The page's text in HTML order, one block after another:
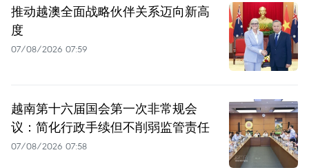
推动越澳全面战略伙伴关系迈向新高
度
07/08/2026 07:59
越南第十六届国会第一次非常规会
议：简化行政手续但不削弱监管责任
07/08/2026 07:58